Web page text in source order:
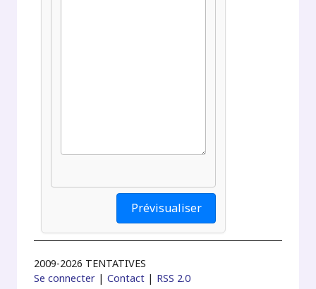
2009-2026 TENTATIVES
Se connecter |Contact | RSS 2.0